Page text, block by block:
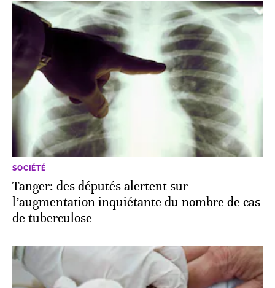
SOCIÉTÉ
Tanger: des députés alertent sur
l’augmentation inquiétante du nombre de cas
de tuberculose